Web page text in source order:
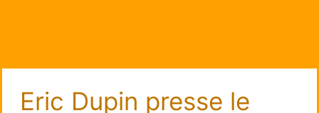
Eric Dupin presse le